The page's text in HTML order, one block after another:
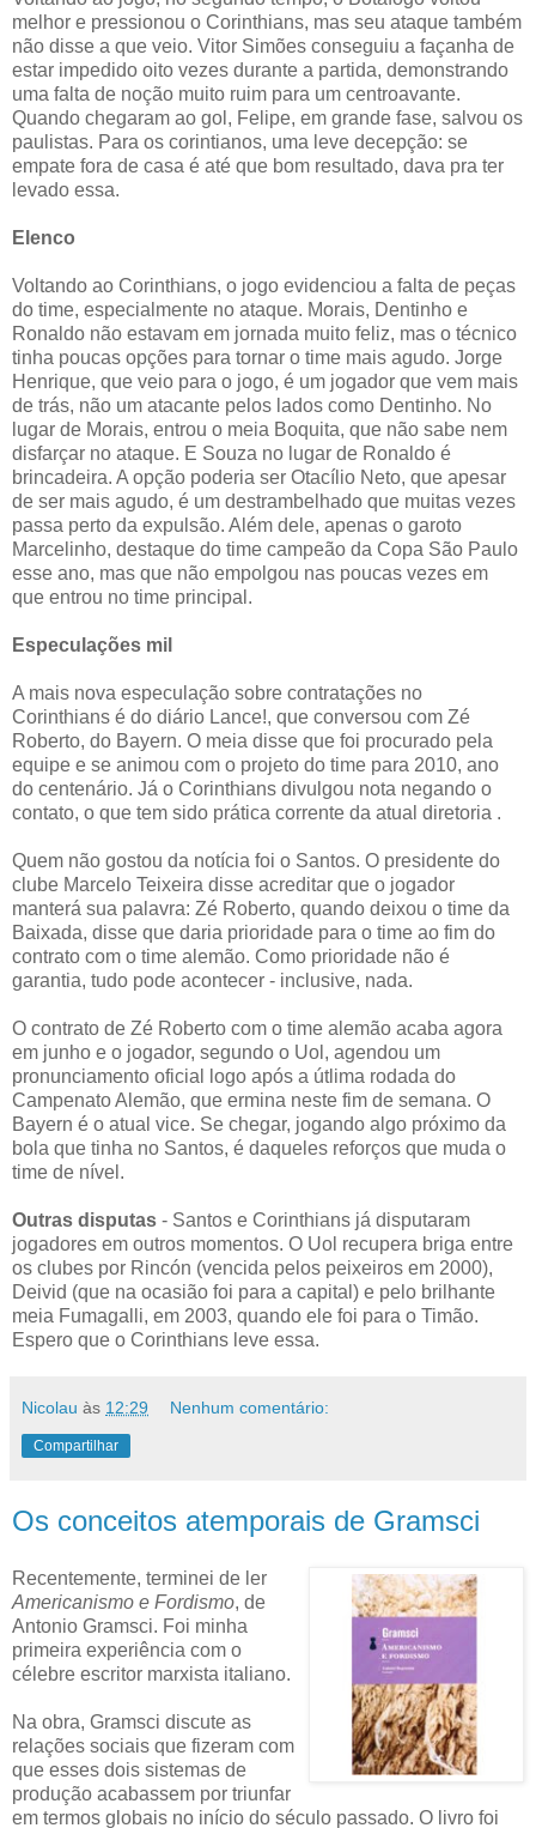
melhor e pressionou o Corinthians, mas seu ataque também
não disse a que veio. Vitor Simões conseguiu a façanha de
estar impedido oito vezes durante a partida, demonstrando
uma falta de noção muito ruim para um centroavante.
Quando chegaram ao gol, Felipe, em grande fase, salvou os
paulistas. Para os corintianos, uma leve decepção: se
empate fora de casa é até que bom resultado, dava pra ter
levado essa.
Elenco
Voltando ao Corinthians, o jogo evidenciou a falta de peças
do time, especialmente no ataque. Morais, Dentinho e
Ronaldo não estavam em jornada muito feliz, mas o técnico
tinha poucas opções para tornar o time mais agudo. Jorge
Henrique, que veio para o jogo, é um jogador que vem mais
de trás, não um atacante pelos lados como Dentinho. No
lugar de Morais, entrou o meia Boquita, que não sabe nem
disfarçar no ataque. E Souza no lugar de Ronaldo é
brincadeira. A opção poderia ser Otacílio Neto, que apesar
de ser mais agudo, é um destrambelhado que muitas vezes
passa perto da expulsão. Além dele, apenas o garoto
Marcelinho, destaque do time campeão da Copa São Paulo
esse ano, mas que não empolgou nas poucas vezes em
que entrou no time principal.
Especulações mil
A mais nova especulação sobre contratações no
Corinthians é do diário Lance!, que conversou com Zé
Roberto, do Bayern. O meia disse que foi procurado pela
equipe e se animou com o projeto do time para 2010, ano
do centenário. Já o Corinthians divulgou nota negando o
contato, o que tem sido prática corrente da atual diretoria .
Quem não gostou da notícia foi o Santos. O presidente do
clube Marcelo Teixeira disse acreditar que o jogador
manterá sua palavra: Zé Roberto, quando deixou o time da
Baixada, disse que daria prioridade para o time ao fim do
contrato com o time alemão. Como prioridade não é
garantia, tudo pode acontecer - inclusive, nada.
O contrato de Zé Roberto com o time alemão acaba agora
em junho e o jogador, segundo o Uol, agendou um
pronunciamento oficial logo após a útlima rodada do
Campenato Alemão, que ermina neste fim de semana. O
Bayern é o atual vice. Se chegar, jogando algo próximo da
bola que tinha no Santos, é daqueles reforços que muda o
time de nível.
Outras disputas - Santos e Corinthians já disputaram
jogadores em outros momentos. O Uol recupera briga entre
os clubes por Rincón (vencida pelos peixeiros em 2000),
Deivid (que na ocasião foi para a capital) e pelo brilhante
meia Fumagalli, em 2003, quando ele foi para o Timão.
Espero que o Corinthians leve essa.
Nicolau às 12:29 Nenhum comentário:
Compartilhar
Os conceitos atemporais de Gramsci
Recentemente, terminei de ler
Americanismo e Fordismo, de
Antonio Gramsci. Foi minha
primeira experiência com o
célebre escritor marxista italiano.
Na obra, Gramsci discute as
relações sociais que fizeram com
que esses dois sistemas de
produção acabassem por triunfar
em termos globais no início do século passado. O livro foi